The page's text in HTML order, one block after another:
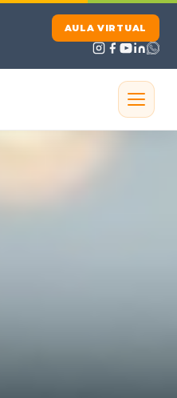
AULA VIRTUAL
principal